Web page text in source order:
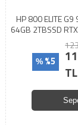
HP 800 ELITE
64GB 2TBSSD
% %5
TL